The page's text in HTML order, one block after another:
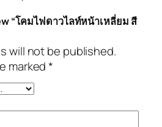
“โคมไฟดาวไลท์หน้าเหลี่ยม สี
will not be published.
marked*